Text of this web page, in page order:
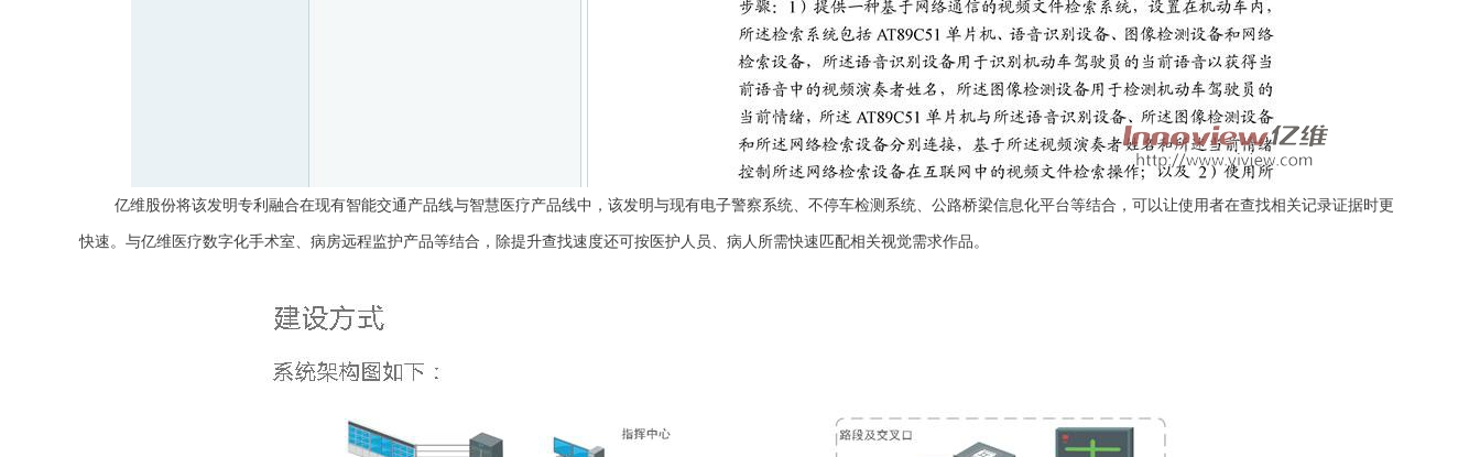
亿维股份将该发明专利融合在现有智能交通产品线与智慧医疗产品线中，该发明与现有电子警察系统、不停车检测系统、公路桥梁信息化平台等结合，可以让使用者在查找相关记录证据时更
快速。与亿维医疗数字化手术室、病房远程监护产品等结合，除提升查找速度还可按医护人员、病人所需快速匹配相关视觉需求作品。